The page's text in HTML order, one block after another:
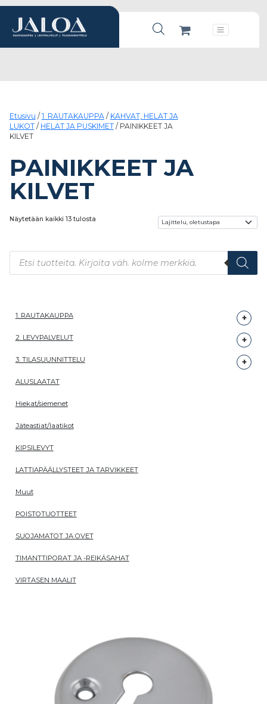
Products search
Päävalikko
Etusivu / 1. RAUTAKAUPPA/ KAHVAT, HELAT JA
LUKOT/ HELAT JA PUSKIMET/ PAINIKKEET JA
KILVET
PAINIKKEET JA
KILVET
Näytetään kaikki 13 tulosta
Products search
1. RAUTAKAUPPA
2. LEVYPALVELUT
3. TILASUUNNITTELU
ALUSLAATAT
Hiekat/siemenet
Jäteastiat/laatikot
KIPSILEVYT
LATTIAPÄÄLLYSTEET JA TARVIKKEET
Muut
POISTOTUOTTEET
SUOJAMATOT JA OVET
TIMANTTIPORAT JA -REIKÄSAHAT
VIRTASEN MAALIT